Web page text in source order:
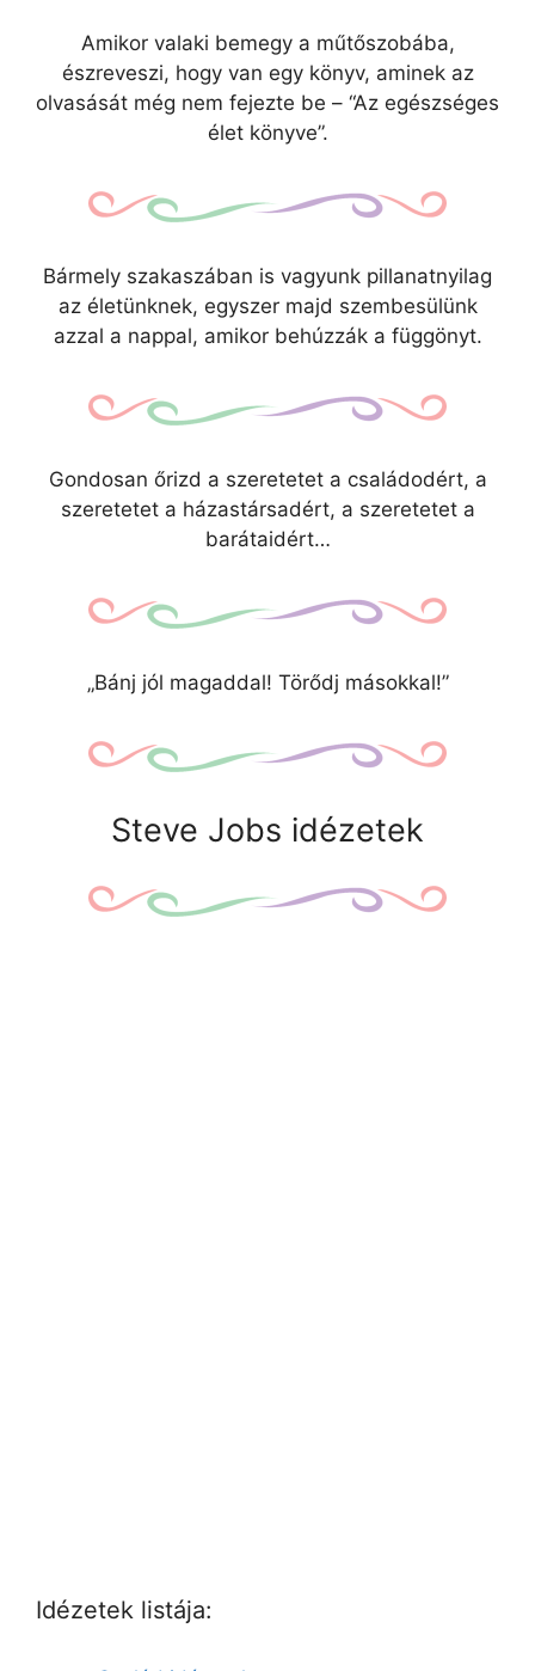
Amikor valaki bemegy a műtőszobába,
észreveszi, hogy van egy könyv, aminek az
olvasását még nem fejezte be – “Az egészséges
élet könyve”.
Bármely szakaszában is vagyunk pillanatnyilag
az életünknek, egyszer majd szembesülünk
azzal a nappal, amikor behúzzák a függönyt.
Gondosan őrizd a szeretetet a családodért, a
szeretetet a házastársadért, a szeretetet a
barátaidért…
„Bánj jól magaddal! Törődj másokkal!”
Steve Jobs idézetek
Idézetek listája: